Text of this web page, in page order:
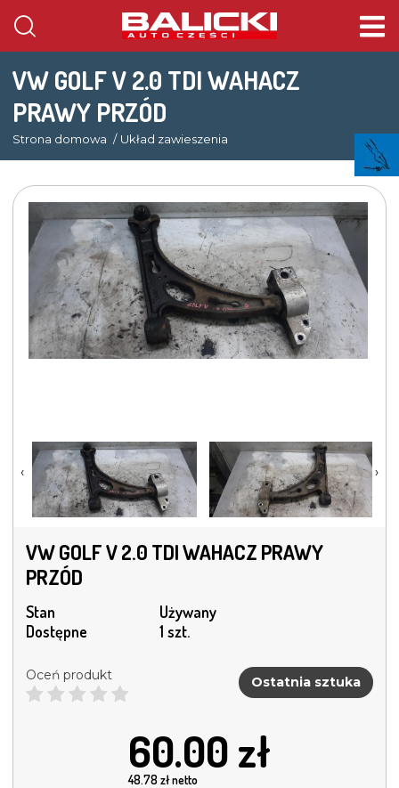
VW GOLF V 2.0 TDI WAHACZ
PRAWY PRZÓD
Strona domowa Układ zawieszenia
‹ ›
VW GOLF V 2.0 TDI WAHACZ PRAWY
PRZÓD
Stan
Używany
Dostępne
1 szt.
Oceń produkt Ostatnia sztuka
60.00 zł
48.78zł netto